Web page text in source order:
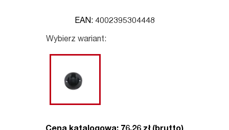
EAN: 4002395304448
Wybierz wariant: